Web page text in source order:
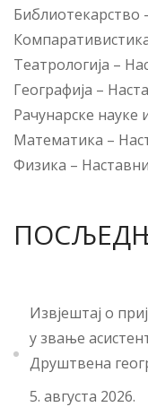
Библиотекарство
Театрологија –
Географија –
Рачунарске науке
Математика –
Физика –
Извјештај о
у звање
Друштвена
5. августа 2026.